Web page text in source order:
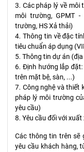
3. Các pháp lý về môi
môi trường, GPMT
trường, HS Xả thải)
4. Thông tin về đặc
tiêu chuẩn áp dụng
5. Thông tin dự án
6. Định hướng lắp
trên mặt bệ, sàn, ...)
7. Công nghệ và thiết
pháp lý môi trường
yêu cầu)
8. Yêu cầu đối với
Các thông tin trên sẽ
yêu cầu khách hàng,